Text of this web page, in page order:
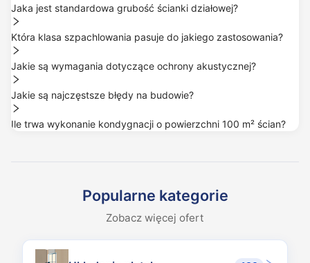
Jaka jest standardowa grubość ścianki działowej?
Która klasa szpachlowania pasuje do jakiego zastosowania?
Jakie są wymagania dotyczące ochrony akustycznej?
Jakie są najczęstsze błędy na budowie?
Ile trwa wykonanie kondygnacji o powierzchni 100 m² ścian?
Która klasa szpachlowania pasuje do jakiego zastosowania?
Q1: tylko spoiny styków, dopuszczalne pod okładziny. Q2:
Jakie są wymagania dotyczące ochrony akustycznej?
Przykład Niemcy: DIN 4109 rozróżnia akustykę minimalną i
Popularne kategorie
Zobacz więcej ofert